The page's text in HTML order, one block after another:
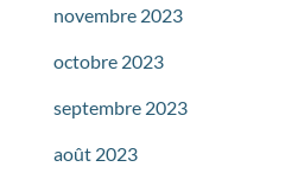
novembre 2023
octobre 2023
septembre 2023
août 2023